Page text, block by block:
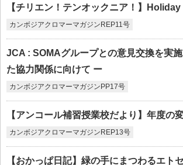
【チリエン！テンオックニア！】Holiday
カンボジアクロマーマガジンREP11号
JCA : SOMAグループとの意見交換を実
た協力関係に向けて ー
カンボジアクロマーマガジンPP17号
【アンコール補習授業校だより】年度の
カンボジアクロマーマガジンREP13号
【おかっぱ日記】緑の手にまつわるエト